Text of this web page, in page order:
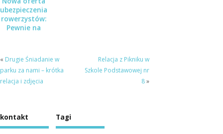
ubezpieczenia
rowerzystów:
Pewnie na
« Drugie Śniadanie w
parku za nami – krótka
relacja i zdjęcia
Relacja z Pikniku w
Szkole Podstawowej nr
8»
kontakt Tagi